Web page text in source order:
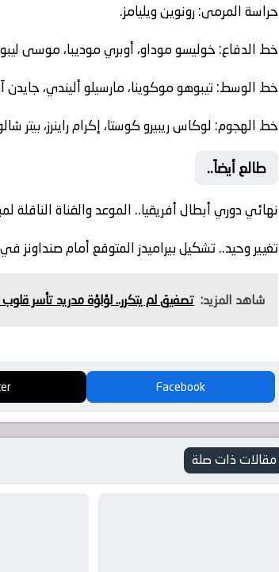
حراسة المرمى: رونوين ويليامز.
خط الدفاع: خوليسو موداو، أوبري موديبا، موسى
خط الوسط: تيبوهو موكوينا، مارسيلو أليندي، جايدن
خط الهجوم: لوكاس ريبيرو كوستا، إكرام راينرز، بيتر
طالع أيضاً..
نهائي دوري أبطال أفريقيا.. الموعد والقناة الناقلة
تغيير وحيد.. تشكيل بيراميدز المتوقع أمام صنداونز
شاهد المزيد: تصفيق لم يتكرر.. لؤلؤة مدريد تأسر
Facebook
مقالات ذات صلة